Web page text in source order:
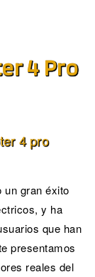
4 Pro
un gran éxito
y ha
que han
presentamos
reales del